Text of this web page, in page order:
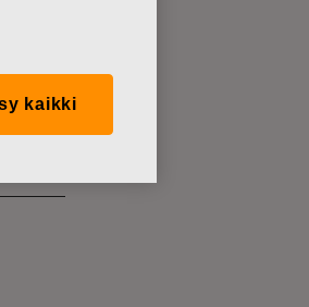
kaikki